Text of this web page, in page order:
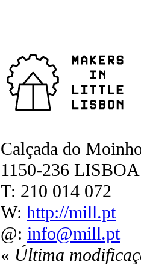
Calçada do
1150-236 LISBOA
T: 210 014 072
W: http://mill.pt
@: info@mill.pt
« Última